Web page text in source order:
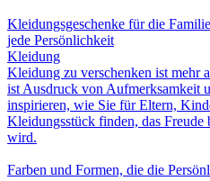
Kleidungsgeschenke für die
jede Persönlichkeit
Kleidung
Kleidung zu verschenken ist mehr
ist Ausdruck von Aufmerksamkeit
inspirieren, wie Sie für Eltern,
Kleidungsstück finden, das
wird.
Farben und Formen, die die